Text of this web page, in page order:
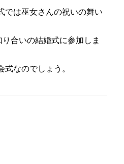
では巫女さんの祝いの舞い
合いの結婚式に参加しま
なのでしょう。